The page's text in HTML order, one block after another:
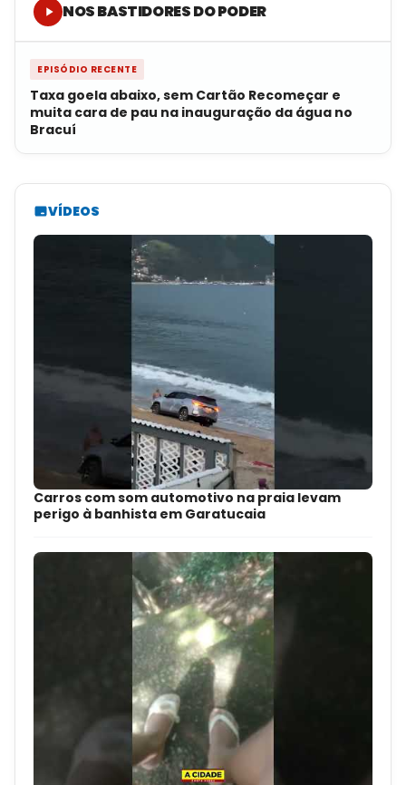
NOS BASTIDORES DO PODER
EPISÓDIO RECENTE
Taxa goela abaixo, sem Cartão Recomeçar e
muita cara de pau na inauguração da água no
Bracuí
VÍDEOS
Carros com som automotivo na praia levam
perigo à banhista em Garatucaia